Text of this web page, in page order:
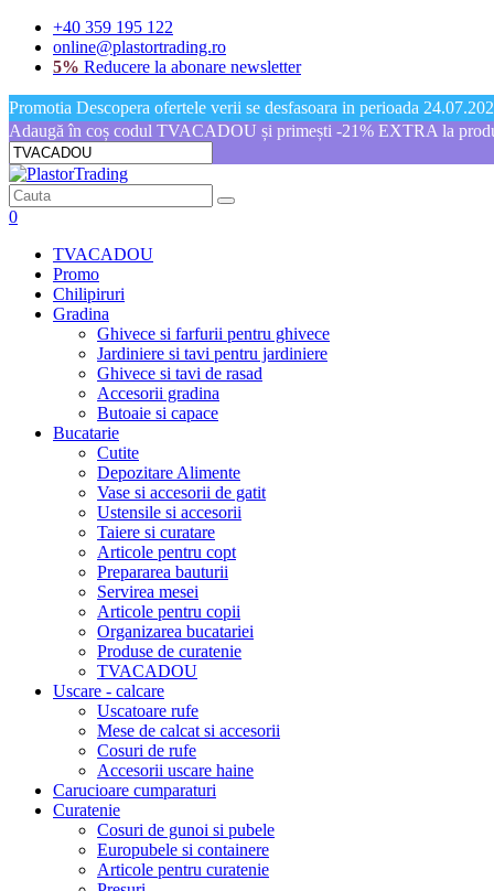
+40 359 195 122
online@plastortrading.ro
5% Reducere la abonare newsletter
Promotia Descopera ofertele verii se desfasoara in perioada
Adaugă în coș codul TVACADOU și primești -21% EXTRA la
0
TVACADOU
Promo
Chilipiruri
Gradina
Ghivece si farfurii pentru ghivece
Jardiniere si tavi pentru jardiniere
Ghivece si tavi de rasad
Accesorii gradina
Butoaie si capace
Bucatarie
Cutite
Depozitare Alimente
Vase si accesorii de gatit
Ustensile si accesorii
Taiere si curatare
Articole pentru copt
Prepararea bauturii
Servirea mesei
Articole pentru copii
Organizarea bucatariei
Produse de curatenie
TVACADOU
Uscare - calcare
Uscatoare rufe
Mese de calcat si accesorii
Cosuri de rufe
Accesorii uscare haine
Carucioare cumparaturi
Curatenie
Cosuri de gunoi si pubele
Europubele si containere
Articole pentru curatenie